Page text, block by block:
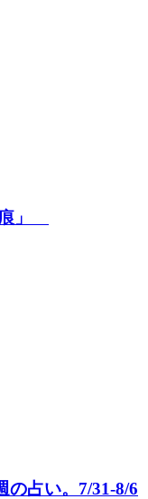
痕」
の占い。7/31-8/6